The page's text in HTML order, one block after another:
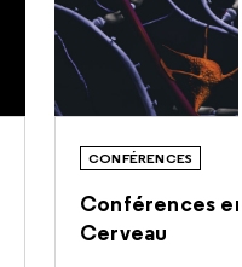
CONFÉRENCES
Conférences
Cerveau